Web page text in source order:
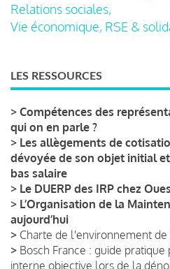
Relations sociales,
Vie économique, RSE &
LES RESSOURCES
> Compétences des
qui on en parle ?
> Les allègements de
dévoyée de son objet initial
bas salaire
> Le DUERP des IRP chez
> L’Organisation de la
aujourd’hui
> Charte de l'environnement
> Bosch France : guide
interne objective lors de la